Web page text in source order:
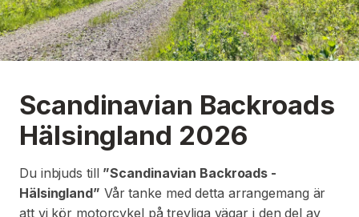
Scandinavian Backroads
Hälsingland 2026
Du inbjuds till ”Scandinavian Backroads -
Hälsingland” Vår tanke med detta arrangemang är
att vi kör motorcykel på trevliga vägar i den del av